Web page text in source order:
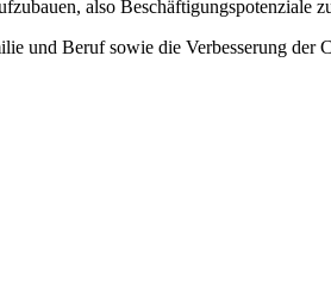
also Beschäftigungspotenziale
und Beruf sowie die Verbesserung der